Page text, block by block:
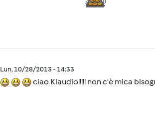
Lun, 10/28/2013 - 14:33
ciao Klaudio!!!!! non c'è mica